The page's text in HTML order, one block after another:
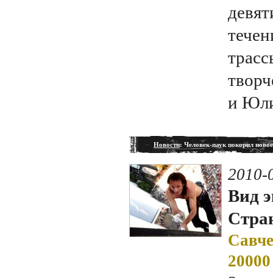
и
Новости: Человек-паук покорил
2010-
Вид
20000